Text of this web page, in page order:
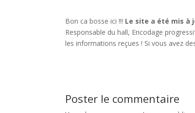
Bon ca bosse ici !!! Le site a été mis à
Responsable du hall, Encodage
les informations reçues ! Si vous avez
Poster le commentaire